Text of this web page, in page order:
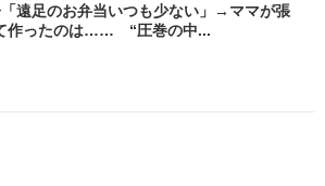
遠足のお弁当いつも少ない」→ママが張
作ったのは…… “圧巻の中...